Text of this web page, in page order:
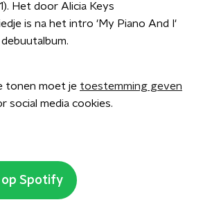
Het door Alicia Keys
is na het intro 'My Piano And I'
tonen moet je toestemming geven
social media cookies.
op Spotify